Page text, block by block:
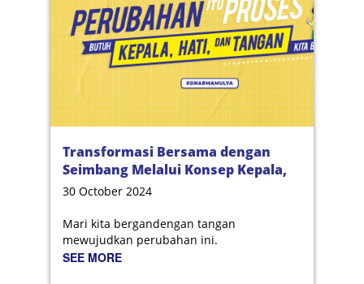
Transformasi Bersama dengan
Seimbang Melalui Konsep Kepala,
Hati, dan Tangan
30 October 2024
Mari kita bergandengan tangan
mewujudkan perubahan ini.
SEE MORE